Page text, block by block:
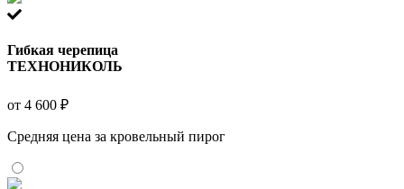
Гибкая черепица
ТЕХНОНИКОЛЬ
от 4 600 ₽
Средняя цена за кровельный пирог